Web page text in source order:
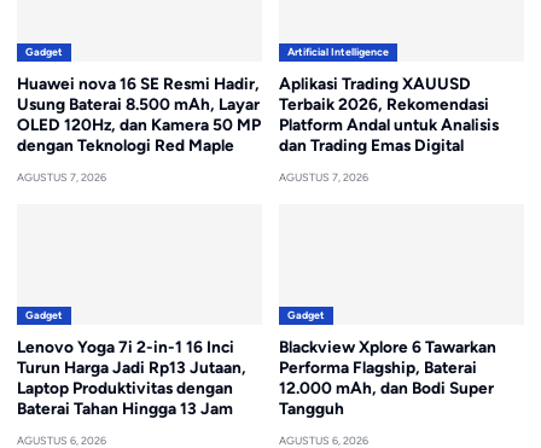
Gadget
Huawei nova 16 SE Resmi Hadir,
Usung Baterai 8.500 mAh, Layar
OLED 120Hz, dan Kamera 50 MP
dengan Teknologi Red Maple
AGUSTUS 7, 2026
Artificial Intelligence
Aplikasi Trading XAUUSD
Terbaik 2026, Rekomendasi
Platform Andal untuk Analisis
dan Trading Emas Digital
AGUSTUS 7, 2026
Gadget
Lenovo Yoga 7i 2-in-1 16 Inci
Turun Harga Jadi Rp13 Jutaan,
Laptop Produktivitas dengan
Baterai Tahan Hingga 13 Jam
AGUSTUS 6, 2026
Gadget
Blackview Xplore 6 Tawarkan
Performa Flagship, Baterai
12.000 mAh, dan Bodi Super
Tangguh
AGUSTUS 6, 2026